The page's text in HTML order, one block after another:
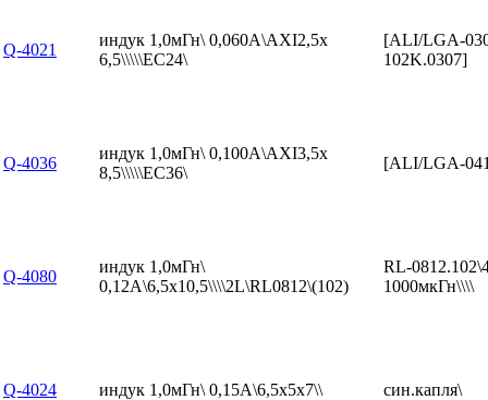
Q-4021
индук 1,0мГн\ 0,060А\AXI2,5x
6,5\\\\\EC24\
[ALI/LGA-
102K.0307]
Q-4036
индук 1,0мГн\ 0,100А\AXI3,5x
8,5\\\\\EC36\
[ALI/LGA-
Q-4080
индук 1,0мГн\
0,12А\6,5x10,5\\\\2L\RL0812\(102)
RL-
1000мкГн\\\\
Q-4024 индук 1,0мГн\ 0,15А\6,5x5x7\\ син.капля\